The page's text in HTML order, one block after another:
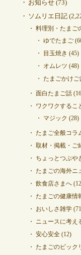
お知らせ(73)
ソムリエ日記
料理別・たまご
ゆでたまご
目玉焼き (45)
オムレツ (48)
たまごかけご
面白たまご話
ワクワクするこ
マジック (28)
たまご全般コラ
取材・掲載・ご
ちょっとつぶや
たまごの海外ニ
飲食店さまへ
たまごの健康情
おいしさ雑学
ニュースに考え
安心安全(12)
たまごのビック